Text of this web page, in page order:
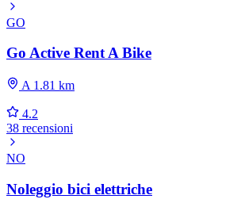
GO
Go Active Rent A Bike
A 1.81 km
4.2
38 recensioni
NO
Noleggio bici elettriche